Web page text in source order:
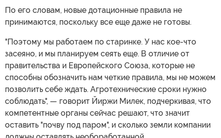
По его словам, новые дотационные правила не
принимаются, поскольку все еще даже не готовы.
"Поэтому мы работаем по старинке. У нас кое-что
засеяно, и мы планируем сеять еще. В отличие от
правительства и Европейского Союза, которые не
способны обозначить нам четкие правила, мы не можем
позволить себе ждать. Агротехнические сроки нужно
соблюдать", — говорит Йиржи Милек, подчеркивая, что
компетентные органы сейчас решают, что значит
оставить "почву под паром", и сколько земли компании